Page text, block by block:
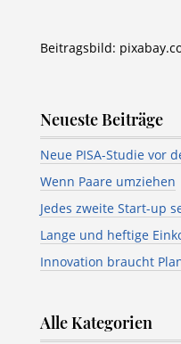
Beitragsbild:
Neueste Beiträge
Neue PISA-Studie vor
Wenn Paare umziehen
Jedes zweite Start-up
Lange und heftige
Innovation braucht
Alle Kategorien